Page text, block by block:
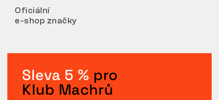
Oficiální
e-shop značky
Sleva 5 % pro
Klub Machrů